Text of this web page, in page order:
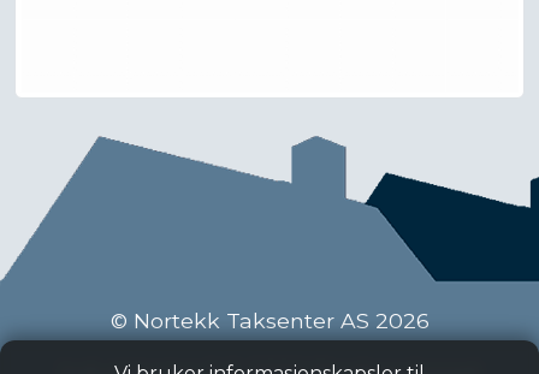
© Nortekk Taksenter AS 2026